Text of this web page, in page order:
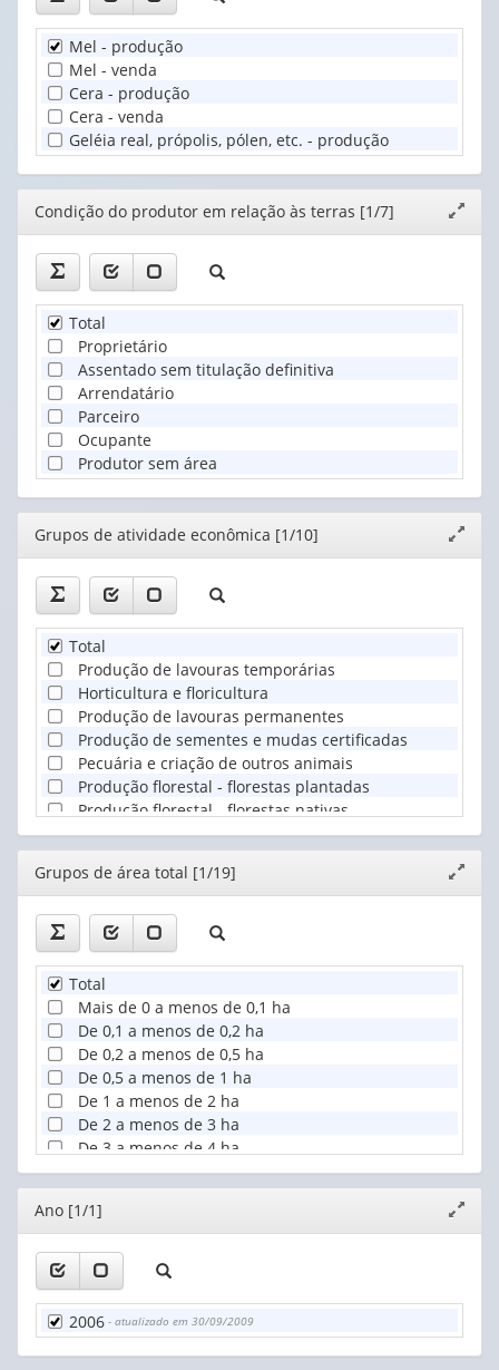
Mel - produção
Mel - venda
Cera - produção
Cera - venda
Geléia real, própolis, pólen, etc. - produção
Editor
janela
Condição do produtor em relação às terras [1/7]
Total
Proprietário
Assentado sem titulação definitiva
Arrendatário
Parceiro
Ocupante
Produtor sem área
Editor
janela
Grupos de atividade econômica [1/10]
Total
Produção de lavouras temporárias
Horticultura e floricultura
Produção de lavouras permanentes
Produção de sementes e mudas certificadas
Pecuária e criação de outros animais
Produção florestal - florestas plantadas
Produção florestal - florestas nativas
Pesca
Aquicultura
Editor
janela
Grupos de área total [1/19]
Total
Mais de 0 a menos de 0,1 ha
De 0,1 a menos de 0,2 ha
De 0,2 a menos de 0,5 ha
De 0,5 a menos de 1 ha
De 1 a menos de 2 ha
De 2 a menos de 3 ha
De 3 a menos de 4 ha
De 4 a menos de 5 ha
De 5 a menos de 10 ha
De 10 a menos de 20 ha
De 20 a menos de 50 ha
De 50 a menos de 100 ha
De 100 a menos de 200 ha
De 200 a menos de 500 ha
De 500 a menos de 1.000 ha
De 1.000 a menos de 2.500 ha
Editor
janela
Ano [1/1]
2006 - atualizado em 30/09/2009